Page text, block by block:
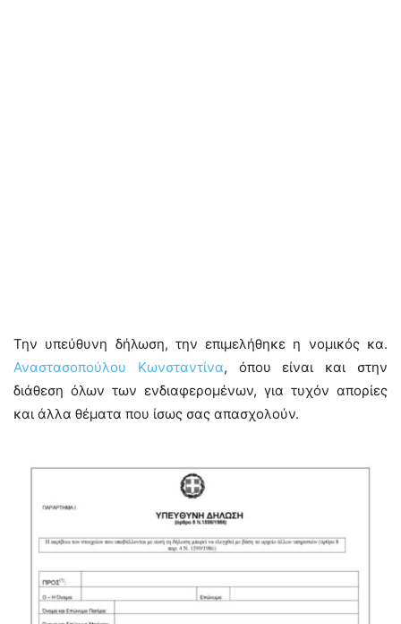
Την υπεύθυνη δήλωση, την επιμελήθηκε η νομικός κα.
Αναστασοπούλου Κωνσταντίνα, όπου είναι και στην
διάθεση όλων των ενδιαφερομένων, για τυχόν απορίες
και άλλα θέματα που ίσως σας απασχολούν.